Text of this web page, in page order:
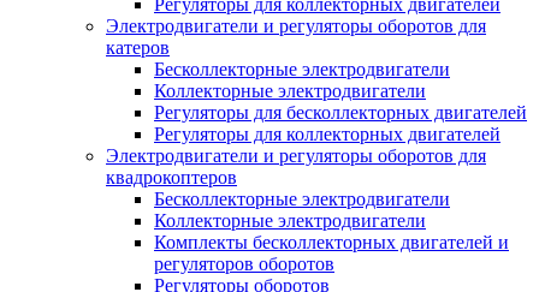
Регуляторы для коллекторных двигателей
Электродвигатели и регуляторы оборотов для
катеров
Бесколлекторные электродвигатели
Коллекторные электродвигатели
Регуляторы для бесколлекторных двигателей
Регуляторы для коллекторных двигателей
Электродвигатели и регуляторы оборотов для
квадрокоптеров
Бесколлекторные электродвигатели
Коллекторные электродвигатели
Комплекты бесколлекторных двигателей и
регуляторов оборотов
Регуляторы оборотов